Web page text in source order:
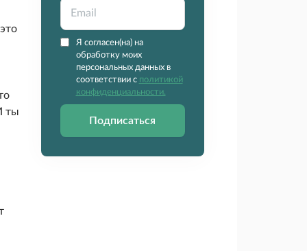
ты
Я согласен(на) на
обработку моих
персональных данных в
соответствии с политикой
конфиденциальности.
Подписаться